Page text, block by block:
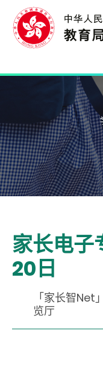
家长电子
20日
「家长智Net
览厅